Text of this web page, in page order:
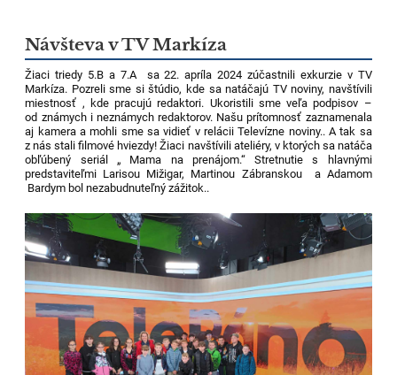
Návšteva v TV Markíza
Žiaci triedy 5.B a 7.A sa 22. apríla 2024 zúčastnili exkurzie v TV
Markíza. Pozreli sme si štúdio, kde sa natáčajú TV noviny, navštívili
miestnosť , kde pracujú redaktori. Ukoristili sme veľa podpisov –
od známych i neznámych redaktorov. Našu prítomnosť zaznamenala
aj kamera a mohli sme sa vidieť v relácii Televízne noviny.. A tak sa
z nás stali filmové hviezdy! Žiaci navštívili ateliéry, v ktorých sa natáča
obľúbený seriál „ Mama na prenájom.“ Stretnutie s hlavnými
predstaviteľmi Larisou Mižigar, Martinou Zábranskou a Adamom
Bardym bol nezabudnuteľný zážitok..